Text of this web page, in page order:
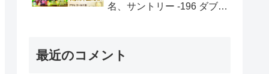
名、サントリー -196 ダブル
最近のコメント